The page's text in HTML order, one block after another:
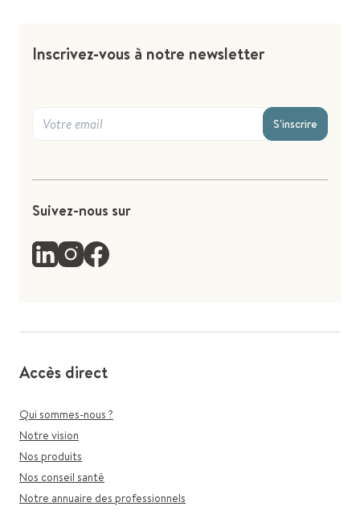
Inscrivez-vous à notre newsletter
S'inscrire
Suivez-nous sur
Accès direct
Qui sommes-nous ?
Notre vision
Nos produits
Nos conseil santé
Notre annuaire des professionnels